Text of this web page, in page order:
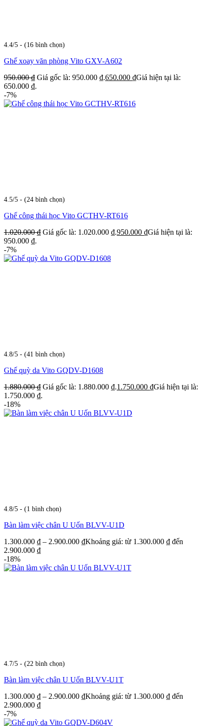
4.4/5 - (16 bình chọn)
Ghế xoay văn phòng Vito GXV-A602
950.000₫ Giá gốc là: 950.000 ₫.650.000 ₫Giá hiện tại là:
650.000 ₫.
-7%
4.5/5 - (24 bình chọn)
Ghế công thái học Vito GCTHV-RT616
1.020.000₫ Giá gốc là: 1.020.000 ₫.950.000 ₫Giá hiện tại là:
950.000 ₫.
-7%
4.8/5 - (41 bình chọn)
Ghế quỳ da Vito GQDV-D1608
1.880.000₫ Giá gốc là: 1.880.000 ₫.1.750.000 ₫Giá hiện tại là:
1.750.000 ₫.
-18%
4.8/5 - (1 bình chọn)
Bàn làm việc chân U Uốn BLVV-U1D
1.300.000 ₫ – 2.900.000 ₫Khoảng giá: từ 1.300.000 ₫ đến
2.900.000 ₫
-18%
4.7/5 - (22 bình chọn)
Bàn làm việc chân U Uốn BLVV-U1T
1.300.000 ₫ – 2.900.000 ₫Khoảng giá: từ 1.300.000 ₫ đến
2.900.000 ₫
-7%